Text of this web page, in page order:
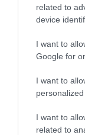
related to
device
I want to
Google for
I want to
personalized
I want to
related to
2026-08-07.
12 éves lett